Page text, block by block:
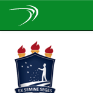
navigation